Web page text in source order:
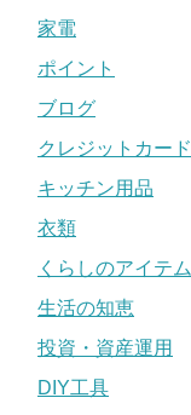
家電
ポイント
ブログ
クレジットカード
キッチン用品
衣類
くらしのアイテム
生活の知恵
投資・資産運用
DIY工具